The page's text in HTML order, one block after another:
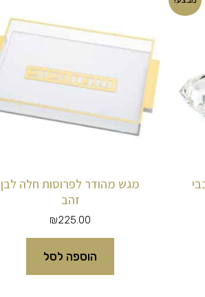
מגש מהודר לפרוסות חלה לבן
זהב
₪225.00
הוספה לסל